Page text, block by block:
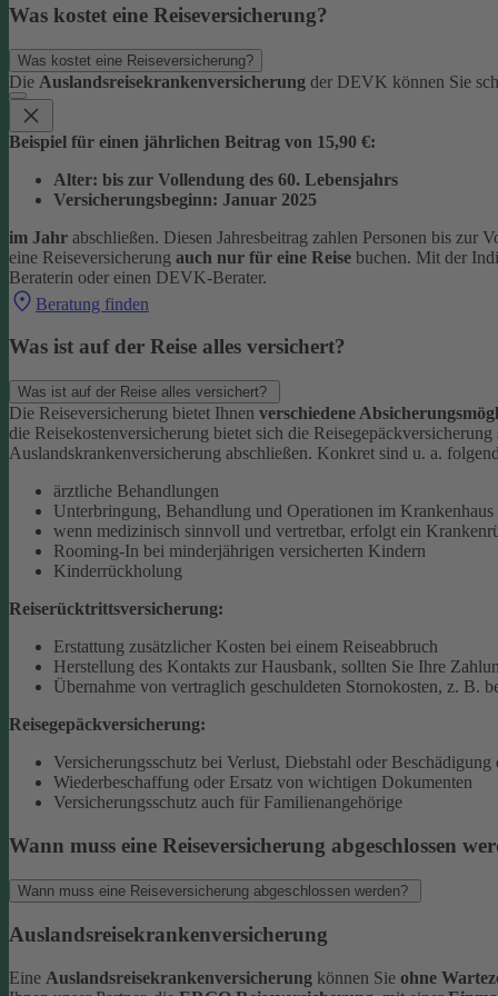
Was kostet eine Reiseversicherung?
Was kostet eine Reiseversicherung?
Die Auslandsreisekrankenversicherung der DEVK können Sie
Beispiel für einen jährlichen Beitrag von 15,90 €:
Alter: bis zur Vollendung des 60. Lebensjahrs
Versicherungsbeginn: Januar 2025
im Jahr abschließen. Diesen Jahresbeitrag zahlen Personen bis zur
eine Reiseversicherung auch nur für eine Reise buchen. Mit der
Beraterin oder einen DEVK-Berater.
Beratung finden
Was ist auf der Reise alles versichert?
Was ist auf der Reise alles versichert?
Die Reiseversicherung bietet Ihnen verschiedene
die Reisekostenversicherung bietet sich die
Auslandskrankenversicherung abschließen. Konkret sind u. a.
ärztliche Behandlungen
Unterbringung, Behandlung und Operationen im
wenn medizinisch sinnvoll und vertretbar, erfolgt ein
Rooming-In bei minderjährigen versicherten Kindern
Kinderrückholung
Reiserücktrittsversicherung:
Erstattung zusätzlicher Kosten bei einem Reiseabbruch
Herstellung des Kontakts zur Hausbank, sollten Sie Ihre
Übernahme von vertraglich geschuldeten Stornokosten, z. B.
Reisegepäckversicherung:
Versicherungsschutz bei Verlust, Diebstahl oder Beschädigung
Wiederbeschaffung oder Ersatz von wichtigen Dokumenten
Versicherungsschutz auch für Familienangehörige
Wann muss eine Reiseversicherung abgeschlossen
Wann muss eine Reiseversicherung abgeschlossen werden?
Auslandsreisekrankenversicherung
Eine Auslandsreisekrankenversicherung können Sie ohne